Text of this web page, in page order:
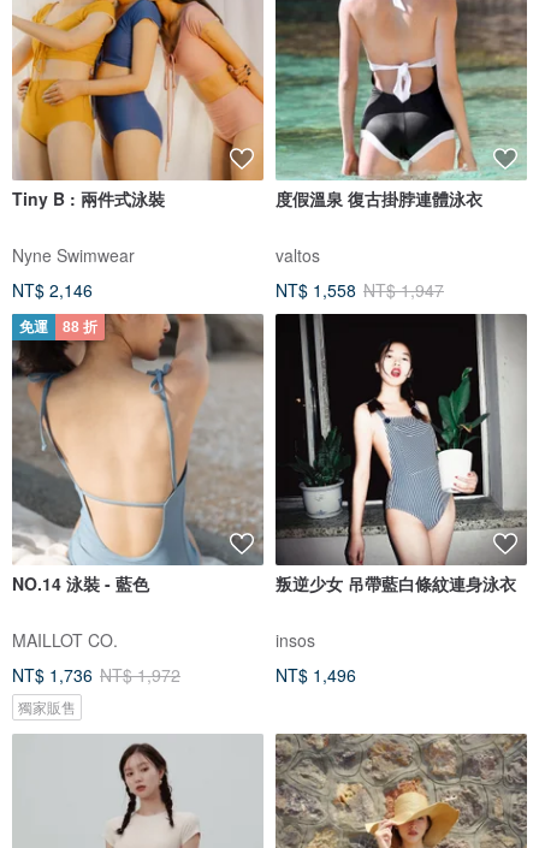
Tiny B : 兩件式泳裝
Nyne Swimwear
NT$ 2,146
度假溫泉 復古掛脖連體泳衣
valtos
NT$ 1,558 NT$ 1,947
免運 88 折
NO.14 泳裝 - 藍色
MAILLOT CO.
NT$ 1,736 NT$ 1,972
獨家販售
叛逆少女 吊帶藍白條紋連身泳衣
insos
NT$ 1,496